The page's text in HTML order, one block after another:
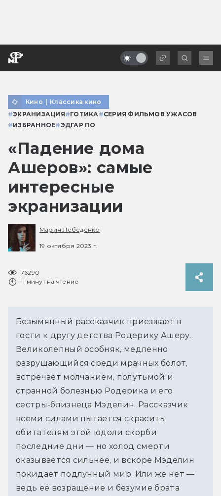
Кино | Классика кино
#ЭКРАНИЗАЦИЯ#ГОТИКА #СЕРИЯ ФИЛЬМОВ УЖАСОВ
#ИЗБРАННОЕ#ЭДГАР ПО
«Падение дома
Ашеров»: самые
интересные
экранизации
Мария Лебеденко
19 октября 2023 г.
76290
11 минут на чтение
Безымянный рассказчик приезжает в
гости к другу детства Родерику Ашеру.
Великолепный особняк, медленно
разрушающийся среди мрачных болот,
встречает молчанием, полутьмой и
странной болезнью Родерика и его
сестры-близнеца Мэделин. Рассказчик
всеми силами пытается скрасить
обитателям этой юдоли скорби
последние дни — но холод смерти
оказывается сильнее, и вскоре Мэделин
покидает подлунный мир. Или же нет —
ведь её возращение и безумие брата